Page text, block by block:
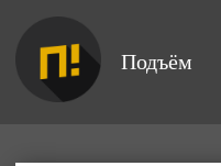
Подъём